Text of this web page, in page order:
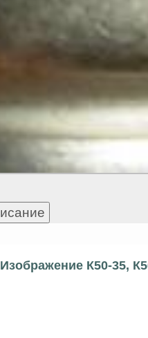
Изображение К50-35,